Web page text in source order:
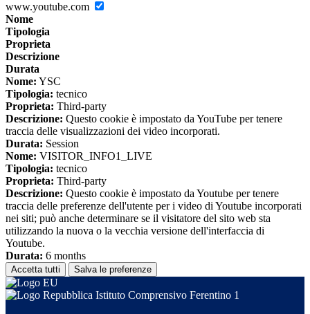
www.youtube.com
Nome
Tipologia
Proprieta
Descrizione
Durata
Nome: YSC
Tipologia: tecnico
Proprieta: Third-party
Descrizione: Questo cookie è impostato da YouTube per tenere
traccia delle visualizzazioni dei video incorporati.
Durata: Session
Nome: VISITOR_INFO1_LIVE
Tipologia: tecnico
Proprieta: Third-party
Descrizione: Questo cookie è impostato da Youtube per tenere
traccia delle preferenze dell'utente per i video di Youtube incorporati
nei siti; può anche determinare se il visitatore del sito web sta
utilizzando la nuova o la vecchia versione dell'interfaccia di
Youtube.
Durata: 6 months
Accetta tutti Salva le preferenze
Istituto Comprensivo Ferentino 1